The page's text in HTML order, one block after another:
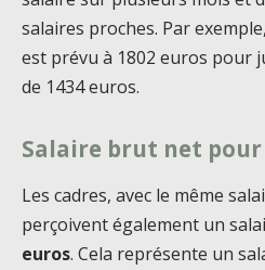
salaires proches. Par
est prévu à 1802 euros pour
de 1434 euros.
Salaire brut net pour
Les cadres, avec le même
perçoivent également un
euros. Cela représente un